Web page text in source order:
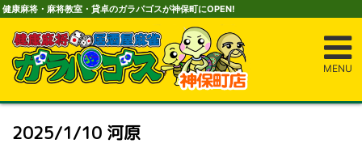
健康麻将・麻将教室・貸卓のガラパゴスが神保町にOPEN!
MENU
2025/1/10 河原